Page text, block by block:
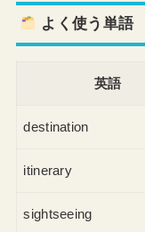
よく使う単語
英語
destination
itinerary
sightseeing